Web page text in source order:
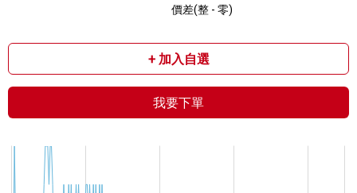
價差(整 - 零)
+ 加入自選
我要下單